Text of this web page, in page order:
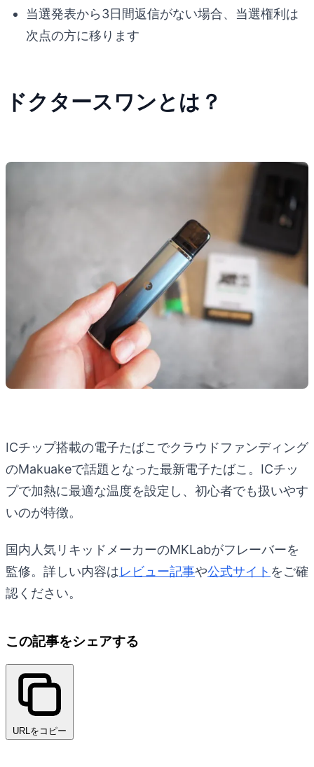
当選発表から3日間返信がない場合、当選権利は
次点の方に移ります
ドクタースワンとは？
ICチップ搭載の電子たばこでクラウドファンディング
のMakuakeで話題となった最新電子たばこ。ICチッ
プで加熱に最適な温度を設定し、初心者でも扱いやす
いのが特徴。
国内人気リキッドメーカーのMKLabがフレーバーを
監修。詳しい内容はレビュー記事や公式サイト をご確
認ください。
この記事をシェアする
URLをコピー